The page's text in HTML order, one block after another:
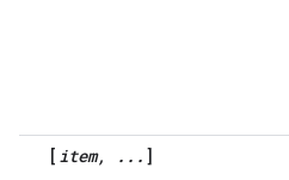
[ item, ... ]